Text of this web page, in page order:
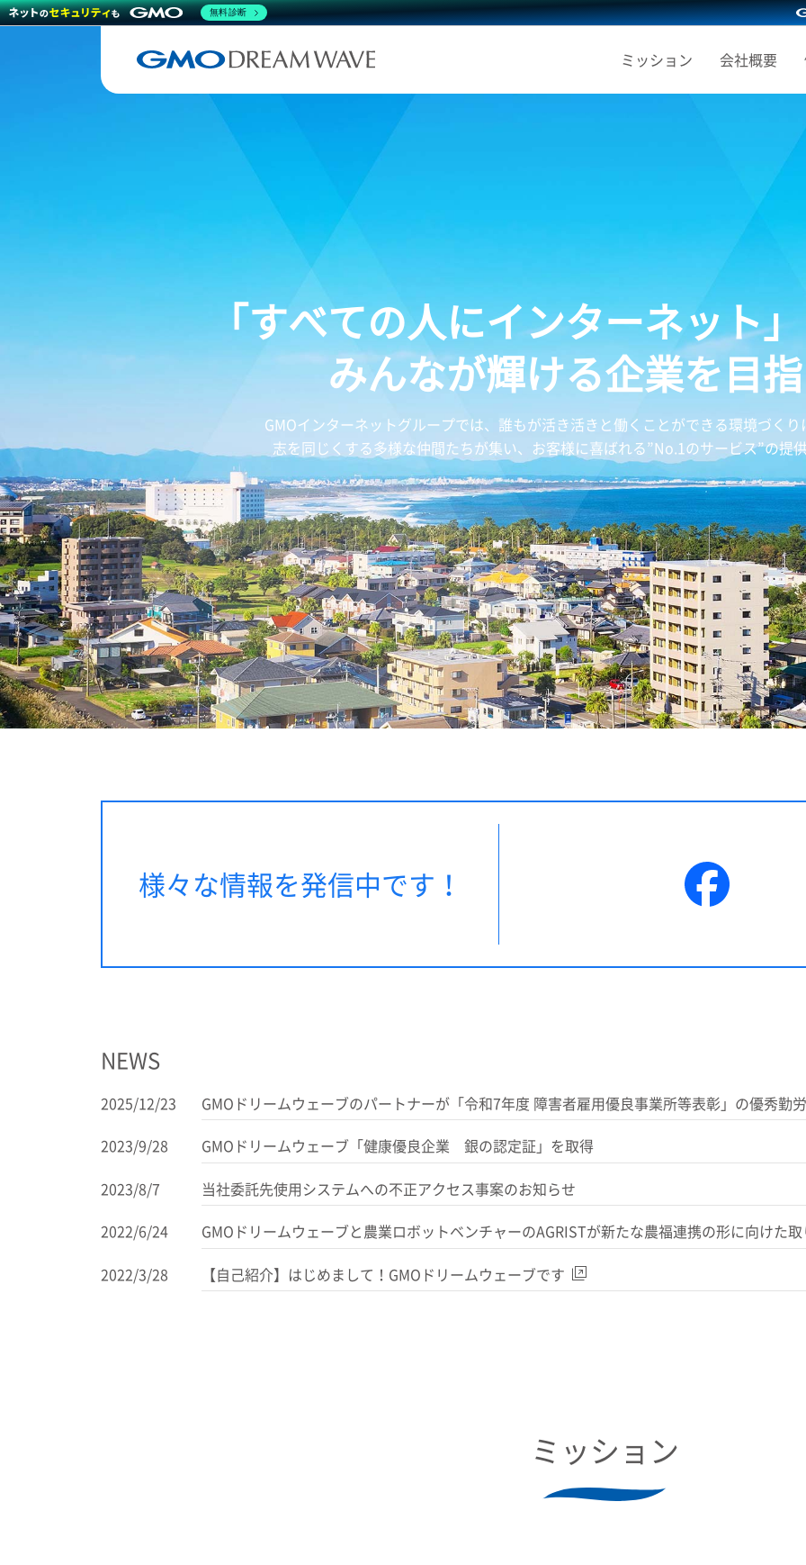
ミッション 会社概要
「すべての人にインターネット
みんなが輝ける企業を目
GMOインターネットグループでは、誰もが活き活きと働くことができる環境づくり
志を同じくする多様な仲間たちが集い、お客様に喜ばれる”No.1のサービス”の提
様々な情報を発信中です！
NEWS
2025/12/23
GMOドリームウェーブのパートナーが「令和7年度 障害者雇用優良事業所等表彰」の優秀勤
2023/9/28
GMOドリームウェーブ「健康優良企業 銀の認定証」を取得
2023/8/7
当社委託先使用システムへの不正アクセス事案のお知らせ
2022/6/24
GMOドリームウェーブと農業ロボットベンチャーのAGRISTが新たな農福連携の形に向けた
2022/3/28
【自己紹介】はじめまして！GMOドリームウェーブです
ミッション
無料診断